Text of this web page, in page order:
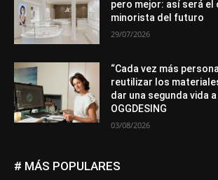
pero mejor: así será el
minorista del futuro
29/07/2026
“Cada vez más
reutilizar los
dar una segunda vida
OGGDESING
03/08/2026
# MÁS POPULARES